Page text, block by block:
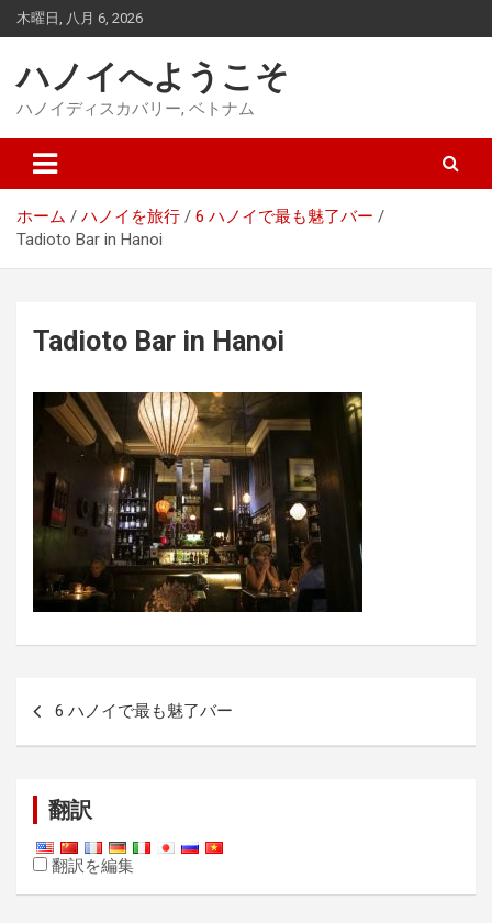
ン
ッ
木曜日, 八月 6, 2026
ハノイへようこそ
ハノイディスカバリー, ベトナム
ホーム ハノイを旅行
6 ハノイで最も魅了バー
Tadioto Bar in Hanoi
Tadioto Bar in Hanoi
ビ
ゲ
ー
シ
6 ハノイで最も魅了バー
翻訳
翻訳を編集